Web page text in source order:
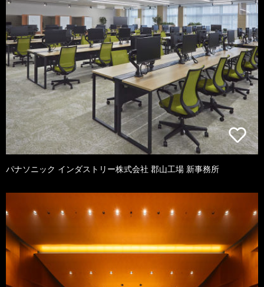
パナソニック インダストリー株式会社 郡山工場 新事務所